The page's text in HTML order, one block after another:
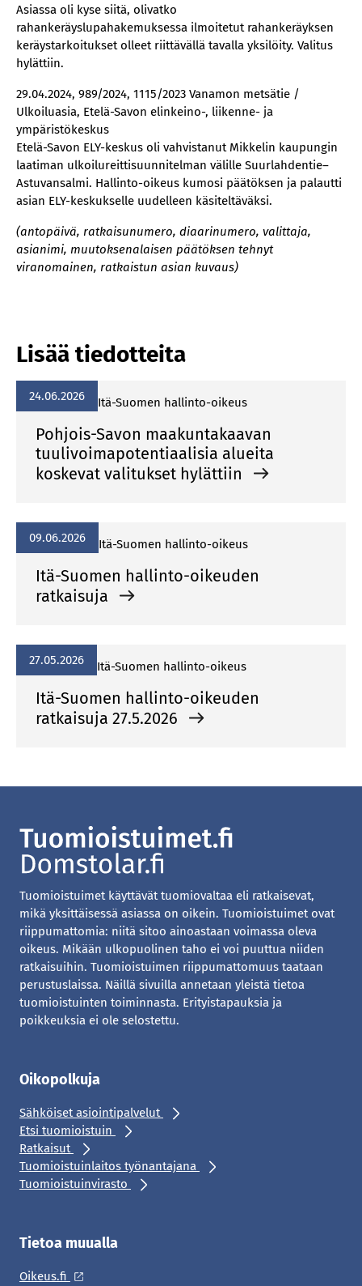
Asiassa oli kyse siitä, olivatko
rahankeräyslupahakemuksessa ilmoitetut rahankeräyksen
keräystarkoitukset olleet riittävällä tavalla yksilöity. Valitus
hylättiin.
29.04.2024, 989/2024, 1115/2023 Vanamon metsätie /
Ulkoiluasia, Etelä-Savon elinkeino-, liikenne- ja
ympäristökeskus
Etelä-Savon ELY-keskus oli vahvistanut Mikkelin kaupungin
laatiman ulkoilureittisuunnitelman välille Suurlahdentie–
Astuvansalmi. Hallinto-oikeus kumosi päätöksen ja palautti
asian ELY-keskukselle uudelleen käsiteltäväksi.
(antopäivä, ratkaisunumero, diaarinumero, valittaja,
asianimi, muutoksenalaisen päätöksen tehnyt
viranomainen, ratkaistun asian kuvaus)
Lisää tiedotteita
24.06.2026 Itä-Suomen hallinto-oikeus
Pohjois-Savon maakuntakaavan
tuulivoimapotentiaalisia alueita
koskevat valitukset hylättiin
09.06.2026 Itä-Suomen hallinto-oikeus
Itä-Suomen hallinto-oikeuden
ratkaisuja
27.05.2026 Itä-Suomen hallinto-oikeus
Itä-Suomen hallinto-oikeuden
ratkaisuja 27.5.2026
Tuomioistuimet käyttävät tuomiovaltaa eli ratkaisevat,
mikä yksittäisessä asiassa on oikein. Tuomioistuimet ovat
riippumattomia: niitä sitoo ainoastaan voimassa oleva
oikeus. Mikään ulkopuolinen taho ei voi puuttua niiden
ratkaisuihin. Tuomioistuimen riippumattomuus taataan
perustuslaissa. Näillä sivuilla annetaan yleistä tietoa
tuomioistuinten toiminnasta. Erityistapauksia ja
poikkeuksia ei ole selostettu.
Oikopolkuja
Sähköiset asiointipalvelut
Etsi tuomioistuin
Ratkaisut
Tuomioistuinlaitos työnantajana
Tuomioistuinvirasto
Tietoa muualla
Oikeus.fi